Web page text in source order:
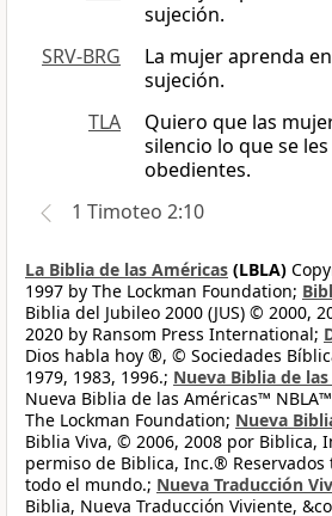
sujeción.
SRV-BRG
La mujer aprenda
sujeción.
TLA
Quiero que las
silencio lo que se
obedientes.
1 Timoteo 2:10
La Biblia de las Américas (LBLA)
1997 by The Lockman Foundation;
Biblia del Jubileo 2000 (JUS) © 2000,
2020 by Ransom Press International;
Dios habla hoy ®, © Sociedades
1979, 1983, 1996.; Nueva Biblia de
Nueva Biblia de las Américas™
The Lockman Foundation; Nueva
Biblia Viva, © 2006, 2008 por Biblica,
permiso de Biblica, Inc.® Reservados
todo el mundo.; Nueva Traducción
Biblia, Nueva Traducción Viviente,